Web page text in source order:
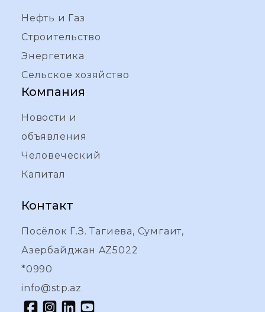
Нефть и Газ
Строительство
Энергетика
Сельское хозяйство
Компания
Новости и
объявления
Человеческий
Капитал
Контакт
Посёлок Г.З. Тагиева, Сумгаит,
Азербайджан AZ5022
*0990
info@stp.az